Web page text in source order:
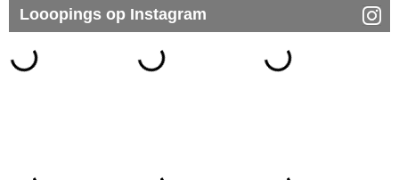
Looopings op Instagram